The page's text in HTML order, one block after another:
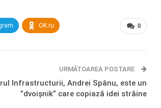
0
OK.ru
URMĂTOAREA POSTARE
Infrastructurii, Andrei Spânu, este un
”dvoișnik” care copiază idei străine